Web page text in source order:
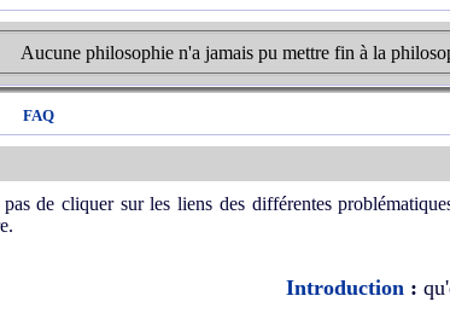
Aucune philosophie n'a jamais pu mettre fin à la
FAQ
de cliquer sur les liens des différentes
Introduction :